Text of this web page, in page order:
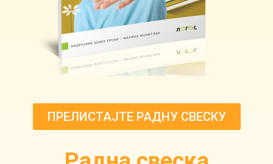
ПРЕЛИСТАЈТЕ РАДНУ СВЕСКУ